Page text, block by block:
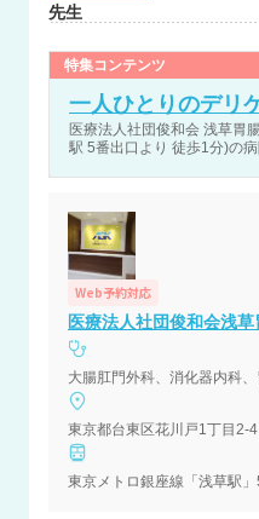
先生
特集コンテンツ
一人ひとりのデリ
医療法人社団俊和会 浅草胃
駅 5番出口より 徒歩1分)の病
Web予約対応
医療法人社団俊和会浅
大腸肛門外科、消化器内科
東京都台東区花川戸1丁目2-